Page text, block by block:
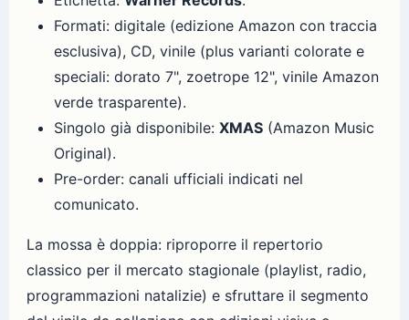
Formati: digitale (edizione Amazon con traccia
esclusiva), CD, vinile (plus varianti colorate e
speciali: dorato 7", zoetrope 12", vinile Amazon
verde trasparente).
Singolo già disponibile: XMAS (Amazon Music
Original).
Pre-order: canali ufficiali indicati nel
comunicato.
La mossa è doppia: riproporre il repertorio
classico per il mercato stagionale (playlist, radio,
programmazioni natalizie) e sfruttare il segmento